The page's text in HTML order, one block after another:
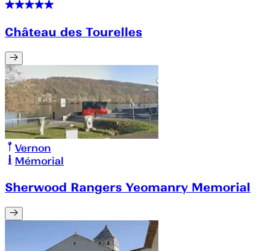
Château des Tourelles
Vernon
Mémorial
Sherwood Rangers Yeomanry Memorial